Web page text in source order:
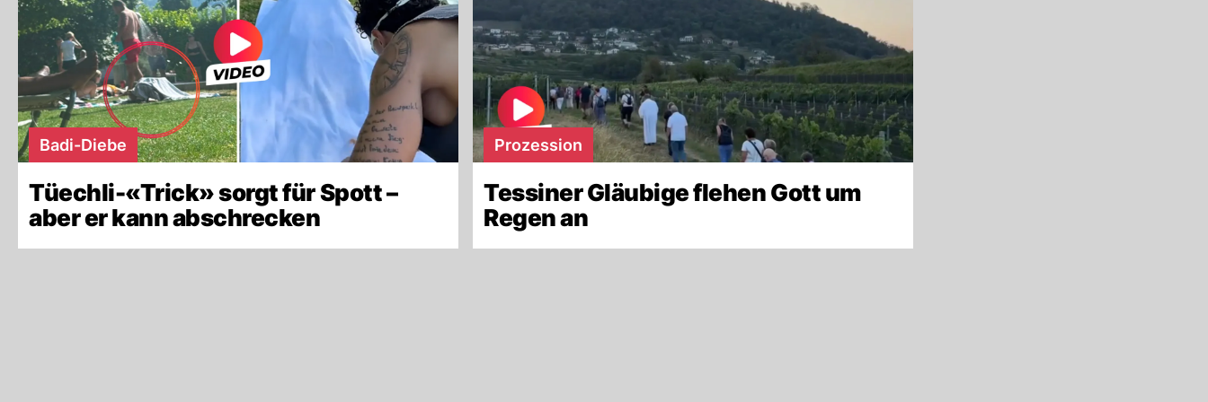
Badi-Diebe
Tüechli-«Trick» sorgt für Spott –
aber er kann abschrecken
Prozession
Tessiner Gläubige flehen Gott um
Regen an